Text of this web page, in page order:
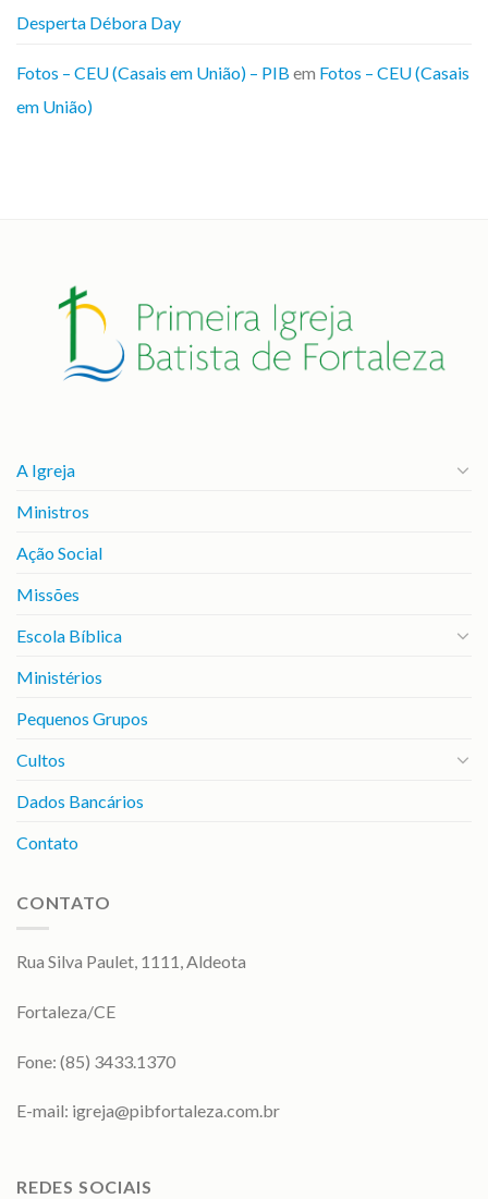
Desperta Débora Day
Fotos – CEU (Casais em União) – PIB em Fotos – CEU (Casais
em União)
A Igreja
Ministros
Ação Social
Missões
Escola Bíblica
Ministérios
Pequenos Grupos
Cultos
Dados Bancários
Contato
CONTATO
Rua Silva Paulet, 1111, Aldeota
Fortaleza/CE
Fone: (85) 3433.1370
E-mail: igreja@pibfortaleza.com.br
REDES SOCIAIS